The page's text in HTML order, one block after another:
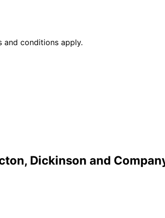
and conditions apply.
Dickinson and